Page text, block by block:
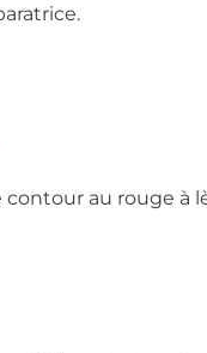
contour au rouge à